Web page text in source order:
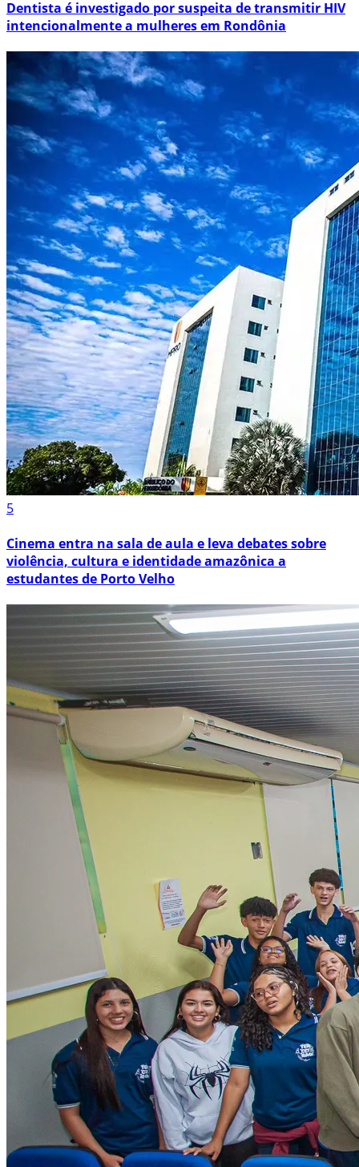
Dentista é investigado por suspeita de transmitir HIV
intencionalmente a mulheres em Rondônia
5
Cinema entra na sala de aula e leva debates sobre
violência, cultura e identidade amazônica a
estudantes de Porto Velho